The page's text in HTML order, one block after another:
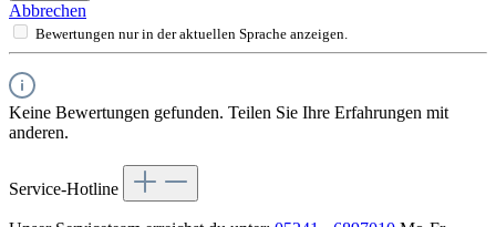
Abbrechen
Bewertungen nur in der aktuellen Sprache anzeigen.
Keine Bewertungen gefunden. Teilen Sie Ihre Erfahrungen mit
anderen.
Service-Hotline